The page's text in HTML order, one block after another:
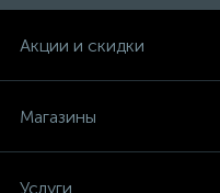
Акции и скидки
Магазины
Услуги